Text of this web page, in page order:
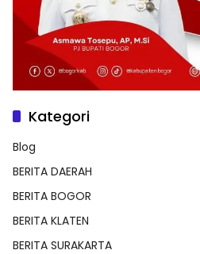
Kategori
Blog
BERITA DAERAH
BERITA BOGOR
BERITA KLATEN
BERITA SURAKARTA